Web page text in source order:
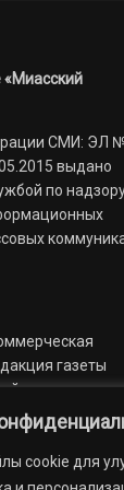
cookie для
«Миасский
СМИ: ЭЛ
выдано
по
газеты
дом